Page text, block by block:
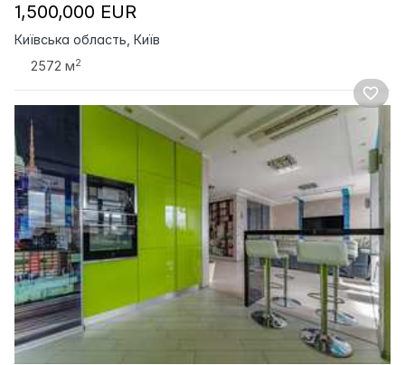
1,500,000 EUR
Київська область, Київ
2572 м2